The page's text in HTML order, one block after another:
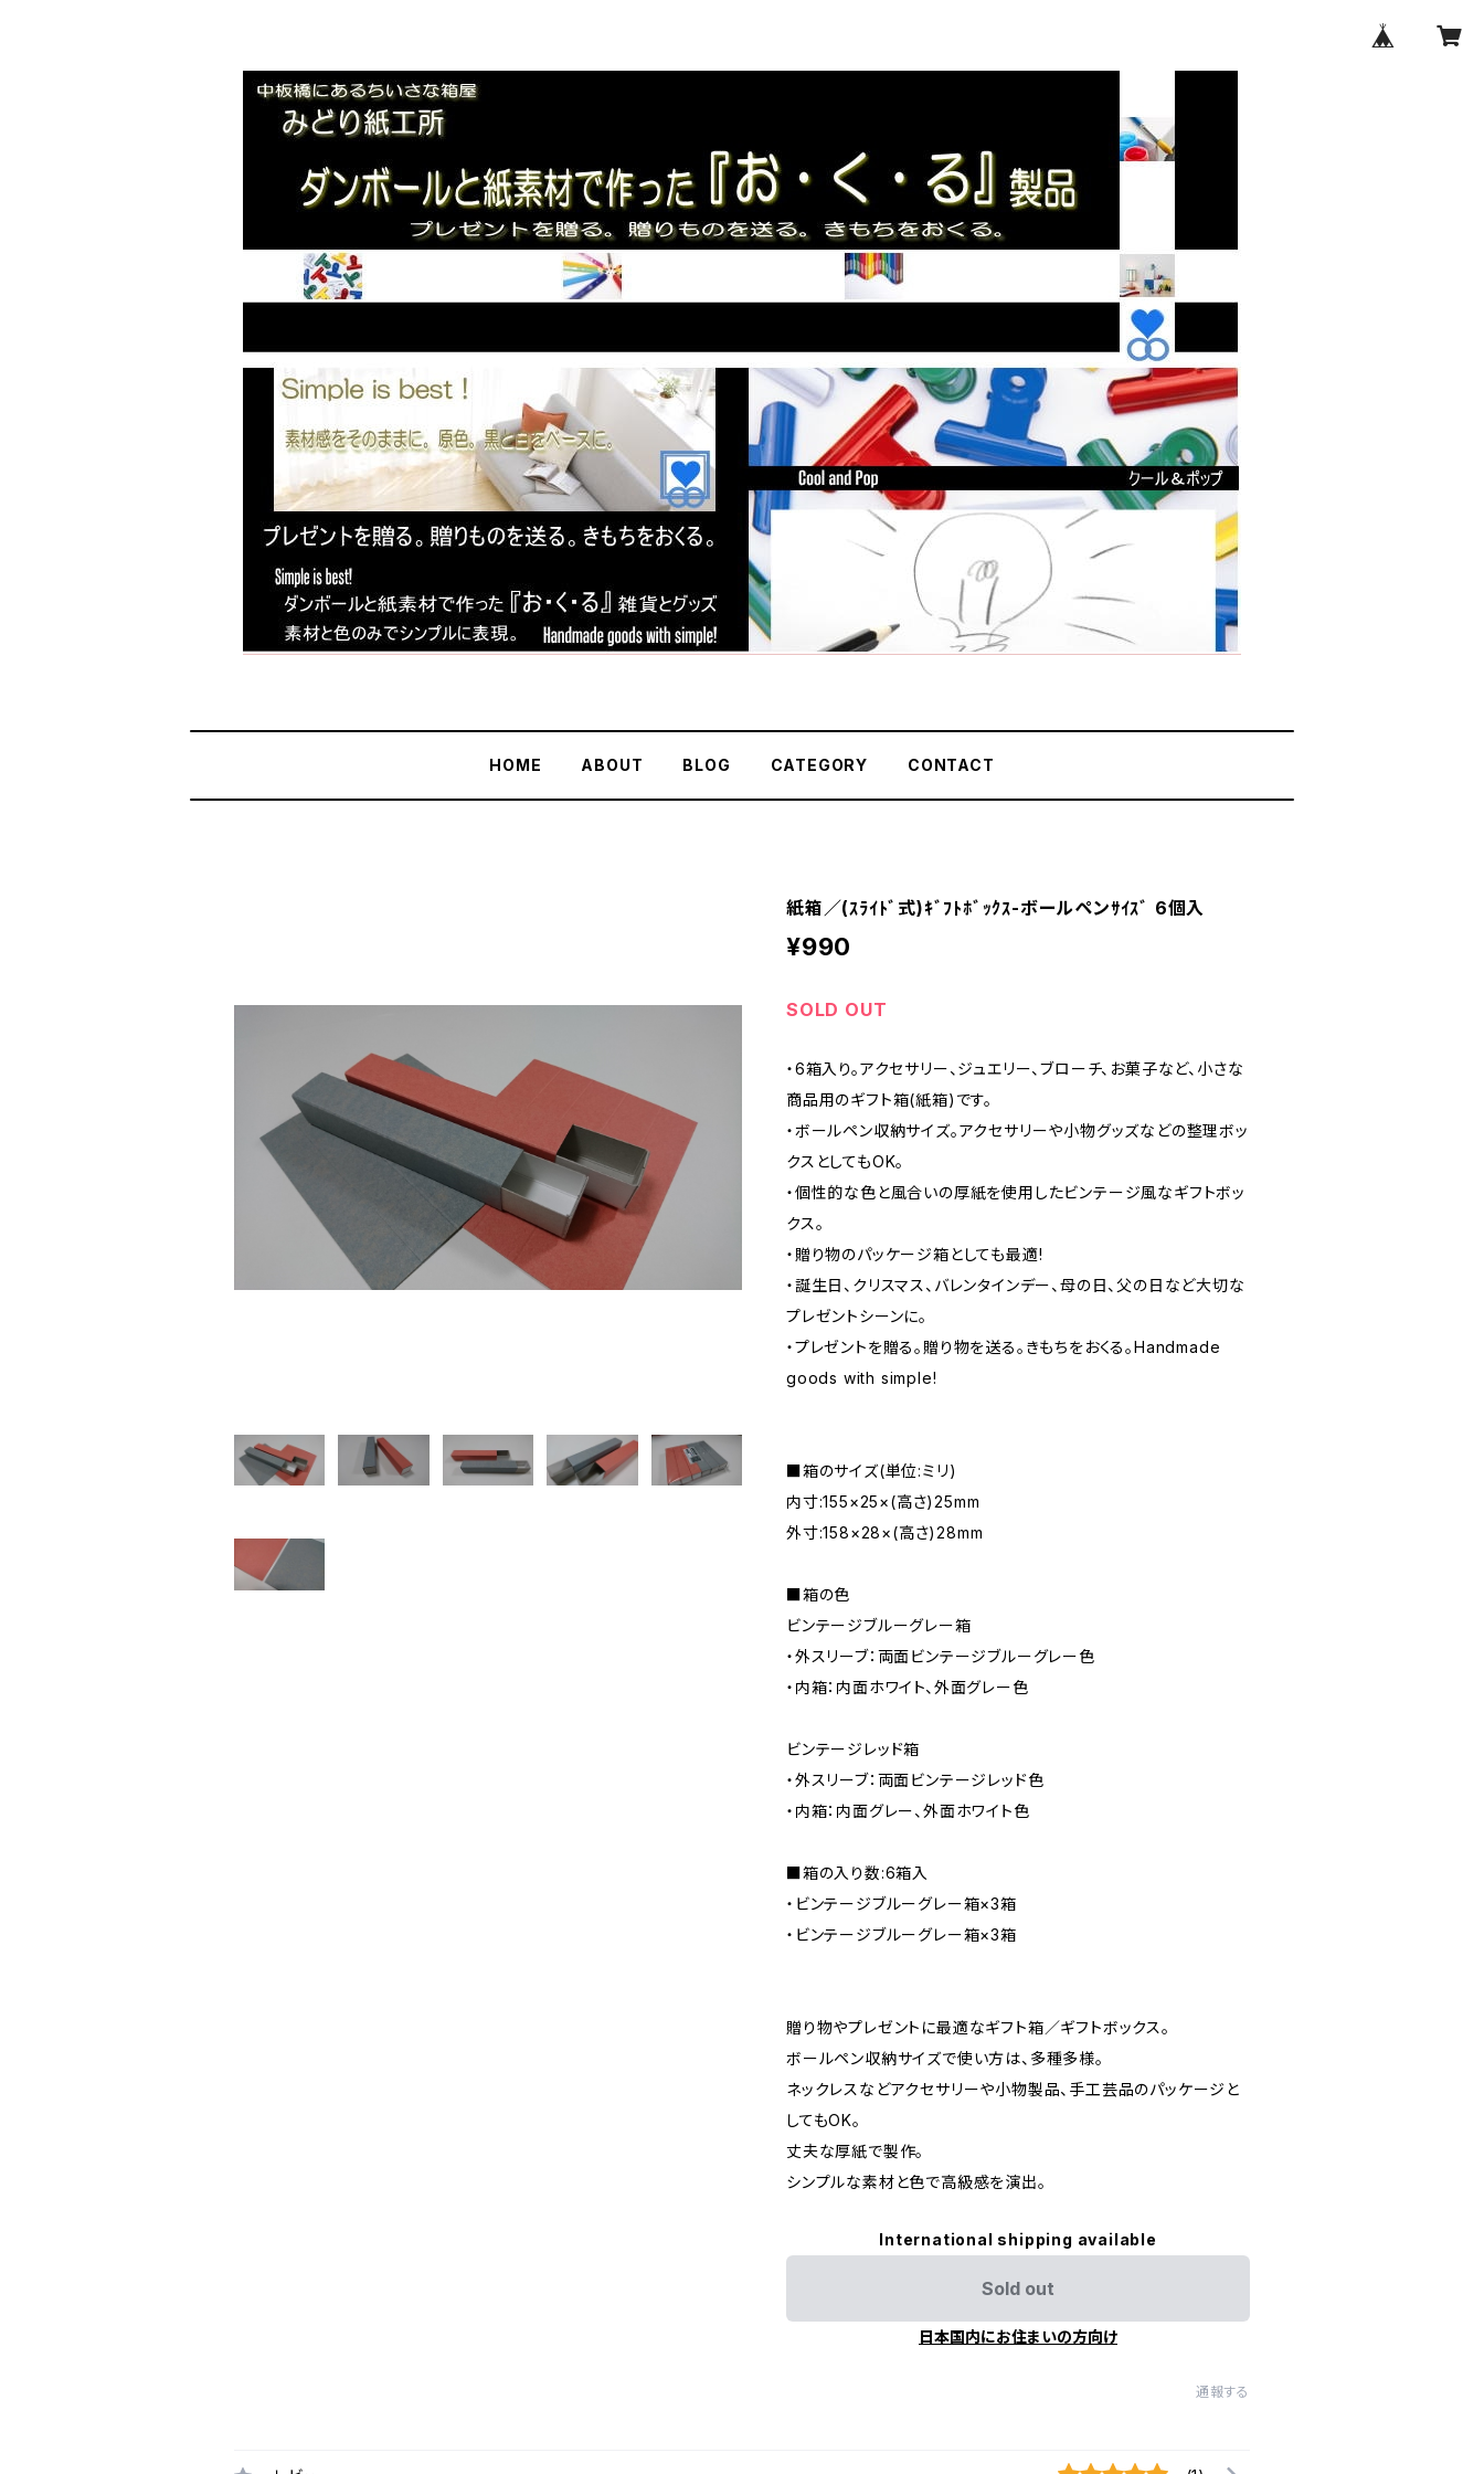
HOME ABOUT BLOG CATEGORY CONTACT
紙箱／(ｽﾗｲﾄﾞ式)ｷﾞﾌﾄﾎﾞｯｸｽ-ボールペンｻｲｽﾞ 6個入
¥990
SOLD OUT
・6箱入り。アクセサリー、ジュエリー、ブローチ、お菓子など、小さな
商品用のギフト箱(紙箱)です。
・ボールペン収納サイズ。アクセサリーや小物グッズなどの整理ボッ
クスとしてもOK。
・個性的な色と風合いの厚紙を使用したビンテージ風なギフトボッ
クス。
・贈り物のパッケージ箱としても最適!
・誕生日、クリスマス、バレンタインデー、母の日、父の日など大切な
プレゼントシーンに。
・プレゼントを贈る。贈り物を送る。きもちをおくる。Handmade
goods with simple!
■箱のサイズ(単位:ミリ)
内寸:155×25×(高さ)25mm
外寸:158×28×(高さ)28mm
■箱の色
ビンテージブルーグレー箱
・外スリーブ：両面ビンテージブルーグレー色
・内箱：内面ホワイト、外面グレー色
ビンテージレッド箱
・外スリーブ：両面ビンテージレッド色
・内箱：内面グレー、外面ホワイト色
■箱の入り数:6箱入
・ビンテージブルーグレー箱×3箱
・ビンテージブルーグレー箱×3箱
贈り物やプレゼントに最適なギフト箱／ギフトボックス。
ボールペン収納サイズで使い方は、多種多様。
ネックレスなどアクセサリーや小物製品、手工芸品のパッケージと
してもOK。
丈夫な厚紙で製作。
シンプルな素材と色で高級感を演出。
International shipping available
Sold out
日本国内にお住まいの方向け
通報する